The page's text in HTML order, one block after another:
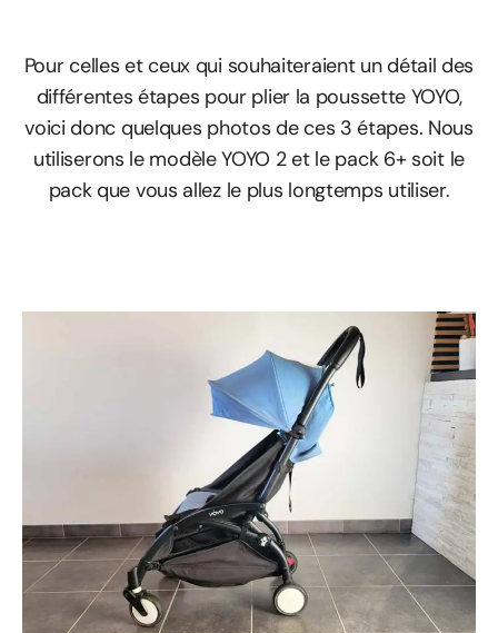
Pour celles et ceux qui souhaiteraient un détail des
différentes étapes pour plier la poussette YOYO,
voici donc quelques photos de ces 3 étapes. Nous
utiliserons le modèle YOYO 2 et le pack 6+ soit le
pack que vous allez le plus longtemps utiliser.